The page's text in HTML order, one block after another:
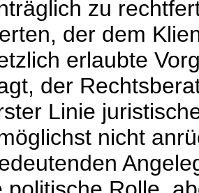
zu
der dem
erlaubte
der
Linie
nicht